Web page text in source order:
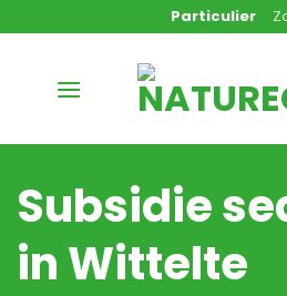
naar
Particulier
Subsidie
in Wittelte